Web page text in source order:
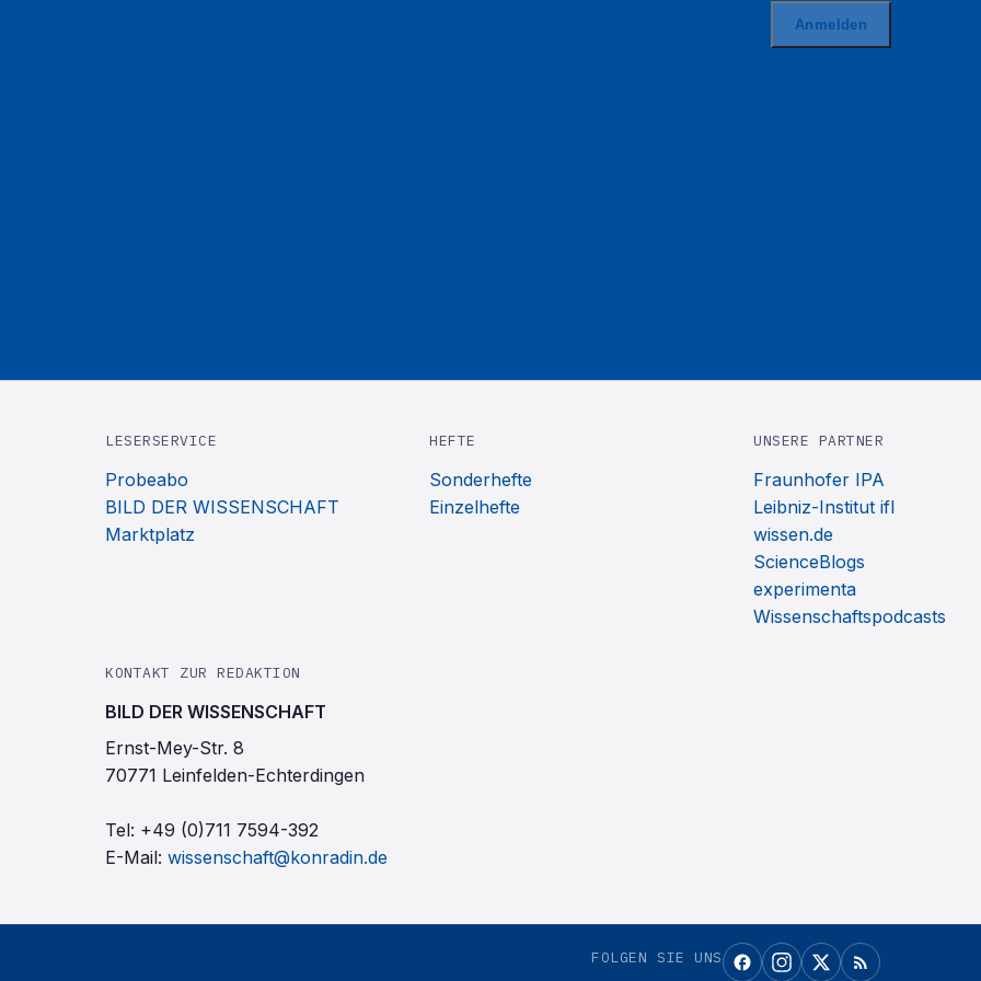
LESERSERVICE
Probeabo
BILD DER WISSENSCHAFT
Marktplatz
HEFTE
Sonderhefte
Einzelhefte
UNSERE PARTNER
Fraunhofer IPA
Leibniz-Institut ifl
wissen.de
ScienceBlogs
experimenta
Wissenschaftspodcasts
KONTAKT ZUR REDAKTION
BILD DER WISSENSCHAFT
Ernst-Mey-Str. 8
70771 Leinfelden-Echterdingen
Tel: +49 (0)711 7594-392
E-Mail: wissenschaft@konradin.de
FOLGEN SIE UNS